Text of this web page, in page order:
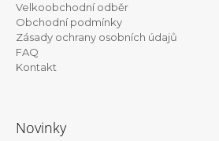
Velkoobchodní odběr
Obchodní podmínky
Zásady ochrany osobních údajů
FAQ
Kontakt
Novinky